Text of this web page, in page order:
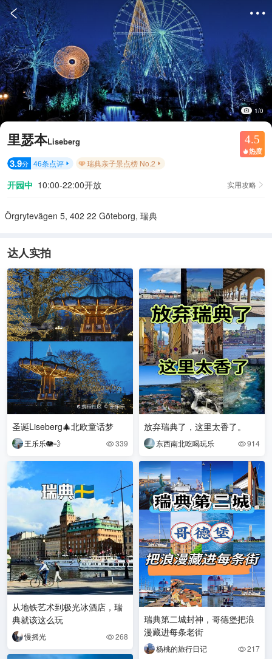
 
1/0
里瑟本Liseberg 4.5
 热度
3.9分 46条点评  瑞典亲子景点榜 No.2 
开园中 10:00-22:00开放 实用攻略 
Örgrytevägen 5, 402 22 Göteborg, 瑞典
达人实拍
圣诞Liseberg🎄北欧童话梦
王乐乐🐘💨 339
从地铁艺术到极光冰酒店，瑞
典就该这么玩
慢摇光 268
放弃瑞典了，这里太香了。
东西南北吃喝玩乐 914
瑞典第二城封神，哥德堡把浪
漫藏进每条老街
杨桃的旅行日记 217